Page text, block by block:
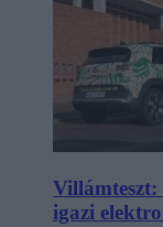
Villámteszt:
igazi